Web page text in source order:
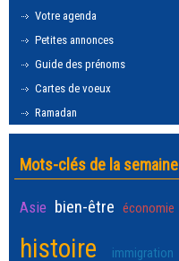
Votre agenda
Petites annonces
Guide des prénoms
Cartes de voeux
Ramadan
Mots-clés de la semaine
Asie bien-être économie
histoire immigration